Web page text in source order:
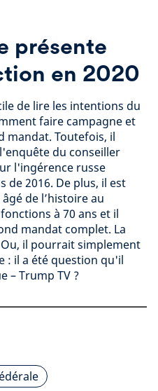
présente
en 2020
de lire les intentions du
faire campagne et
mandat. Toutefois, il
du conseiller
l'ingérence russe
de 2016. De plus, il est
de l’histoire au
à 70 ans et il
mandat complet. La
il pourrait simplement
: il a été question qu'il
– Trump TV ?